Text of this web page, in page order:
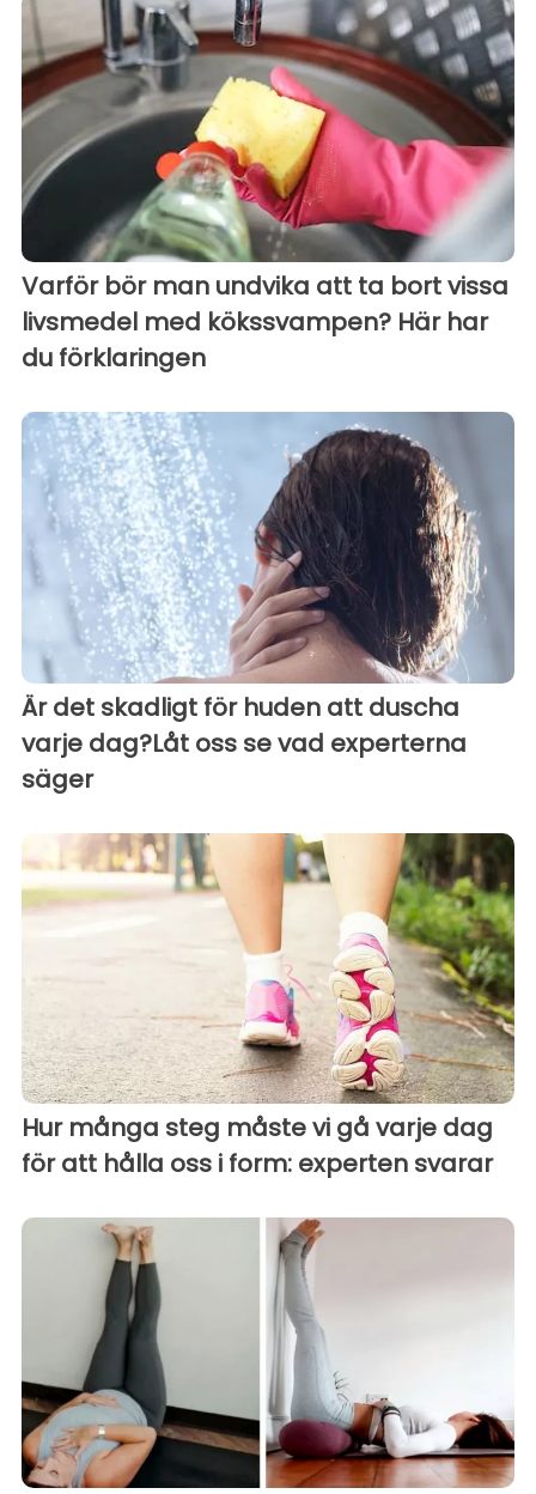
Varför bör man undvika att ta bort vissa
livsmedel med kökssvampen? Här har
du förklaringen
Är det skadligt för huden att duscha
varje dag?Låt oss se vad experterna
säger
Hur många steg måste vi gå varje dag
för att hålla oss i form: experten svarar